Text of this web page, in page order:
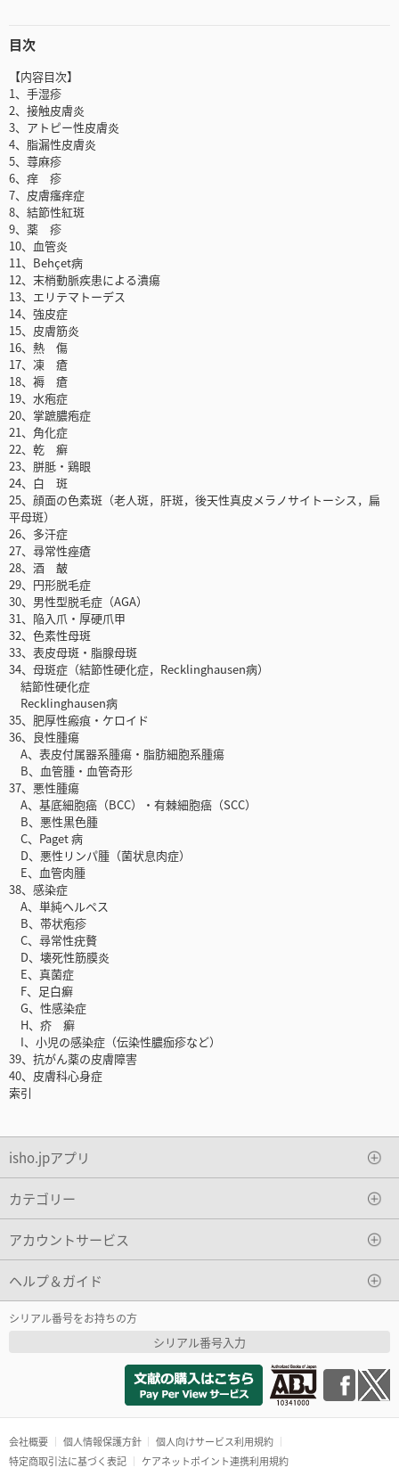
目次
【内容目次】
1、手湿疹
2、接触皮膚炎
3、アトピー性皮膚炎
4、脂漏性皮膚炎
5、蕁麻疹
6、痒 疹
7、皮膚瘙痒症
8、結節性紅斑
9、薬 疹
10、血管炎
11、Behçet病
12、末梢動脈疾患による潰瘍
13、エリテマトーデス
14、強皮症
15、皮膚筋炎
16、熱 傷
17、凍 瘡
18、褥 瘡
19、水疱症
20、掌蹠膿疱症
21、角化症
22、乾 癬
23、胼胝・鶏眼
24、白 斑
25、顔面の色素斑（老人斑，肝斑，後天性真皮メラノサイトーシス，扁
平母斑）
26、多汗症
27、尋常性痤瘡
28、酒 皶
29、円形脱毛症
30、男性型脱毛症（AGA）
31、陥入爪・厚硬爪甲
32、色素性母斑
33、表皮母斑・脂腺母斑
34、母斑症（結節性硬化症，Recklinghausen病）
結節性硬化症
Recklinghausen病
35、肥厚性瘢痕・ケロイド
36、良性腫瘍
A、表皮付属器系腫瘍・脂肪細胞系腫瘍
B、血管腫・血管奇形
37、悪性腫瘍
A、基底細胞癌（BCC）・有棘細胞癌（SCC）
B、悪性黒色腫
C、Paget 病
D、悪性リンパ腫（菌状息肉症）
E、血管肉腫
38、感染症
A、単純ヘルペス
B、帯状疱疹
C、尋常性疣贅
D、壊死性筋膜炎
E、真菌症
F、足白癬
G、性感染症
H、疥 癬
I、小児の感染症（伝染性膿痂疹など）
39、抗がん薬の皮膚障害
40、皮膚科心身症
索引
isho.jpアプリ
カテゴリー
アカウントサービス
ヘルプ＆ガイド
シリアル番号をお持ちの方
シリアル番号入力
会社概要 個人情報保護方針
個人向けサービス利用規約
特定商取引法に基づく表記
ケアネットポイント連携利用規約